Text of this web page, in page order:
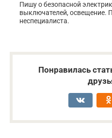
Пишу о безопасной
выключателей, освещение.
неспециалиста.
Понравилась